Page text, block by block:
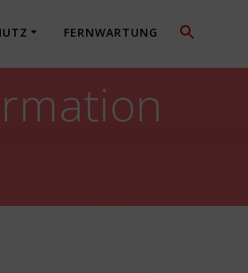
FERNWARTUNG